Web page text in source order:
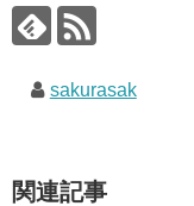
sakurasak
関連記事